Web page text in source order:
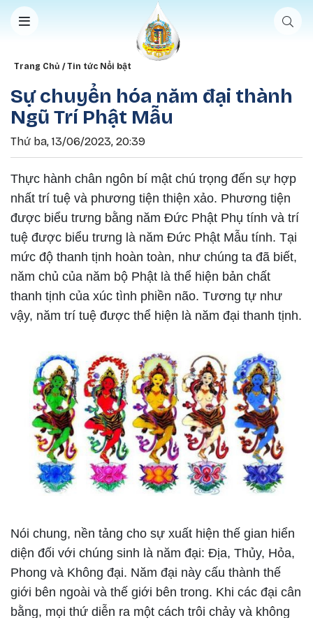
Nhảy đến nội dung
Breadcrumb
Trang Chủ Tin tức Nổi bật
Sự chuyển hóa năm đại thành
Ngũ Trí Phật Mẫu
Thứ ba, 13/06/2023, 20:39
Thực hành chân ngôn bí mật chú trọng đến sự hợp
nhất trí tuệ và phương tiện thiện xảo. Phương tiện
được biểu trưng bằng năm Đức Phật Phụ tính và trí
tuệ được biểu trưng là năm Đức Phật Mẫu tính. Tại
mức độ thanh tịnh hoàn toàn, như chúng ta đã biết,
năm chủ của năm bộ Phật là thể hiện bản chất
thanh tịnh của xúc tình phiền não. Tương tự như
vậy, năm trí tuệ được thể hiện là năm đại thanh tịnh.
Nói chung, nền tảng cho sự xuất hiện thế gian hiển
diện đối với chúng sinh là năm đại: Địa, Thủy, Hỏa,
Phong và Không đại. Năm đại này cấu thành thế
giới bên ngoài và thế giới bên trong. Khi các đại cân
bằng, mọi thứ diễn ra một cách trôi chảy và không